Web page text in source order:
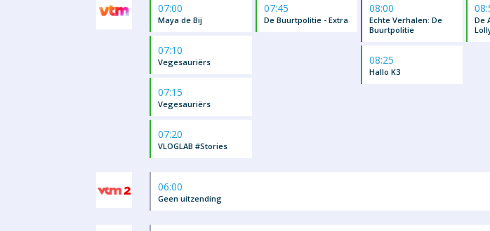
07:00
Maya de Bij
07:10
Vegesauriërs
07:15
Vegesauriërs
07:20
VLOGLAB #Stories
07:45
De Buurtpolitie - Extra
08:00
Echte Verhalen: De
Buurtpolitie
08:25
Hallo K3
De
06:00
Geen uitzending